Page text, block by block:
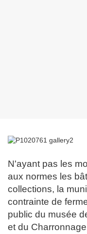
N'ayant pas les
aux normes les
collections, la
contrainte de
public du musée
et du